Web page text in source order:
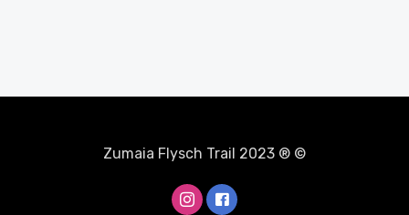
Zumaia Flysch Trail 2023 ® ©